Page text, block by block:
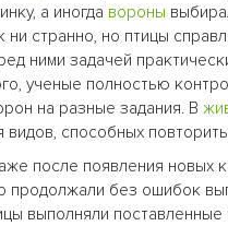
а иногда вороны
ни странно, но птицы
ними задачей
ученые полностью
на разные задания. В
видов, способных
после появления новых
продолжали без ошибок
выполняли